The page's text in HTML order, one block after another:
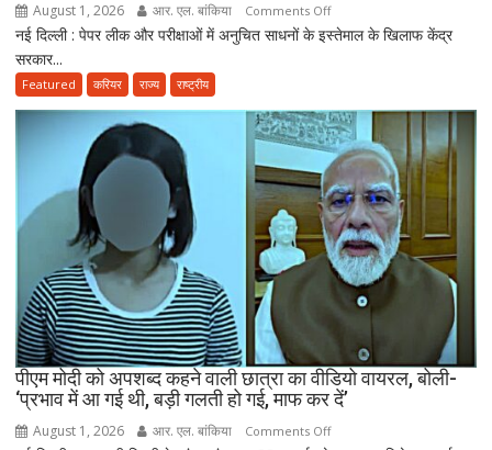
तैयार
की
August 1, 2026 आर. एल. बांकिया Comments Offon
राष्ट्रपति
एंटी-
पेपर
लीक
संशोधन
बिल
को
दी
मंजूरी,
अब
10
तक
की
नई दिल्ली : पेपर लीक और परीक्षाओं में अनुचित साधनों के इस्तेमाल के खिलाफ केंद्र
सरकार...
Featured करियर राज्य राष्ट्रीय
पीएम मोदी को अपशब्द कहने वाली छात्रा का वीडियो वायरल, बोली-
‘प्रभाव में आ गई थी, बड़ी गलती हो गई, माफ कर दें’
August 1, 2026 आर. एल. बांकिया Comments Offon